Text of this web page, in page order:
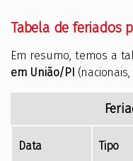
Tabela de feriados
Em resumo, temos a
em União/PI
Data Tipo